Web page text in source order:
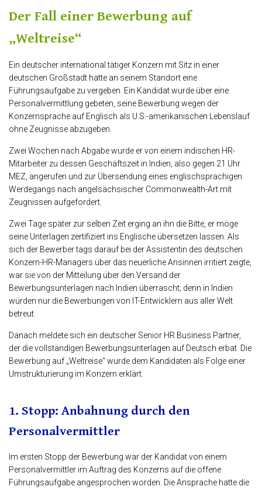
Der Fall einer Bewerbung auf
„Weltreise“
Ein deutscher international tätiger Konzern mit Sitz in einer
deutschen Großstadt hatte an seinem Standort eine
Führungsaufgabe zu vergeben. Ein Kandidat wurde über eine
Personalvermittlung gebeten, seine Bewerbung wegen der
Konzernsprache auf Englisch als U.S.-amerikanischen Lebenslauf
ohne Zeugnisse abzugeben.
Zwei Wochen nach Abgabe wurde er von einem indischen HR-
Mitarbeiter zu dessen Geschäftszeit in Indien, also gegen 21 Uhr
MEZ, angerufen und zur Übersendung eines englischsprachigen
Werdegangs nach angelsächsischer Commonwealth-Art mit
Zeugnissen aufgefordert.
Zwei Tage später zur selben Zeit erging an ihn die Bitte, er möge
seine Unterlagen zertifiziert ins Englische übersetzen lassen. Als
sich der Bewerber tags darauf bei der Assistentin des deutschen
Konzern-HR-Managers über das neuerliche Ansinnen irritiert zeigte,
war sie von der Mitteilung über den Versand der
Bewerbungsunterlagen nach Indien überrascht; denn in Indien
würden nur die Bewerbungen von IT-Entwicklern aus aller Welt
betreut.
Danach meldete sich ein deutscher Senior HR Business Partner,
der die vollständigen Bewerbungsunterlagen auf Deutsch erbat. Die
Bewerbung auf „Weltreise“ wurde dem Kandidaten als Folge einer
Umstrukturierung im Konzern erklärt.
1. Stopp: Anbahnung durch den
Personalvermittler
Im ersten Stopp der Bewerbung war der Kandidat von einem
Personalvermittler im Auftrag des Konzerns auf die offene
Führungsaufgabe angesprochen worden. Die Ansprache hatte die